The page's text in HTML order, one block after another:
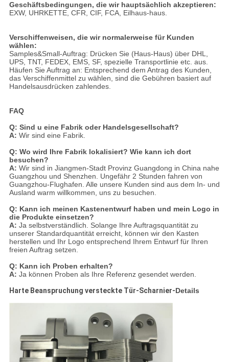
Geschäftsbedingungen, die wir hauptsächlich akzeptieren:
EXW, UHRKETTE, CFR, CIF, FCA, Eilhaus-haus.
Verschiffenweisen, die wir normalerweise für Kunden
wählen:
Samples&Small-Auftrag: Drücken Sie (Haus-Haus) über DHL,
UPS, TNT, FEDEX, EMS, SF, spezielle Transportlinie etc. aus.
Häufen Sie Auftrag an: Entsprechend dem Antrag des Kunden,
das Verschiffenmittel zu wählen, sind die Gebühren basiert auf
Handelsausdrücken zahlendes.
FAQ
Q: Sind u eine Fabrik oder Handelsgesellschaft?
A: Wir sind eine Fabrik.
Q: Wo wird Ihre Fabrik lokalisiert? Wie kann ich dort
besuchen?
A: Wir sind in Jiangmen-Stadt Provinz Guangdong in China nahe
Guangzhou und Shenzhen. Ungefähr 2 Stunden fahren von
Guangzhou-Flughafen. Alle unsere Kunden sind aus dem In- und
Ausland warm willkommen, uns zu besuchen.
Q: Kann ich meinen Kastenentwurf haben und mein Logo in
die Produkte einsetzen?
A: Ja selbstverständlich. Solange Ihre Auftragsquantität zu
unserer Standardquantität erreicht, können wir den Kasten
herstellen und Ihr Logo entsprechend Ihrem Entwurf für Ihren
freien Auftrag setzen.
Q: Kann ich Proben erhalten?
A: Ja können Proben als Ihre Referenz gesendet werden.
Harte Beanspruchung versteckte Tür-Scharnier-Details